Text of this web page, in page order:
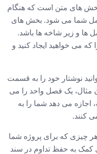
های متن است که هنگام
شما می شود. بخش های
ها و زیر شاخه ها باشد.
می خواهید ایجاد کنید و
نوشتار خود را به قسمت
مثال، یک فصل واحد را می
می دهد شما را به
کنند.
چیزی که برای پروژه شما
کمک به حفظ تداوم در سند